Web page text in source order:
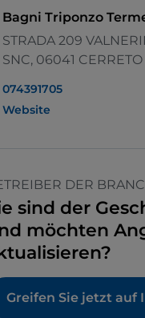
Bagni Triponzo
STRADA 209
SNC, 06041
074391705
Website
DER
sind der
möchten